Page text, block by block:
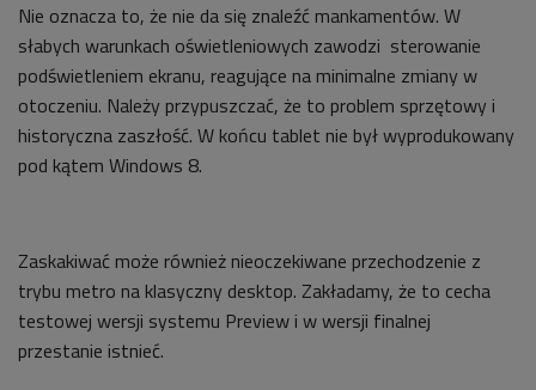
Nie oznacza to, że nie da się znaleźć mankamentów. W
słabych warunkach oświetleniowych zawodzi sterowanie
podświetleniem ekranu, reagujące na minimalne zmiany w
otoczeniu. Należy przypuszczać, że to problem sprzętowy i
historyczna zaszłość. W końcu tablet nie był wyprodukowany
pod kątem Windows 8.
Zaskakiwać może również nieoczekiwane przechodzenie z
trybu metro na klasyczny desktop. Zakładamy, że to cecha
testowej wersji systemu Preview i w wersji finalnej
przestanie istnieć.